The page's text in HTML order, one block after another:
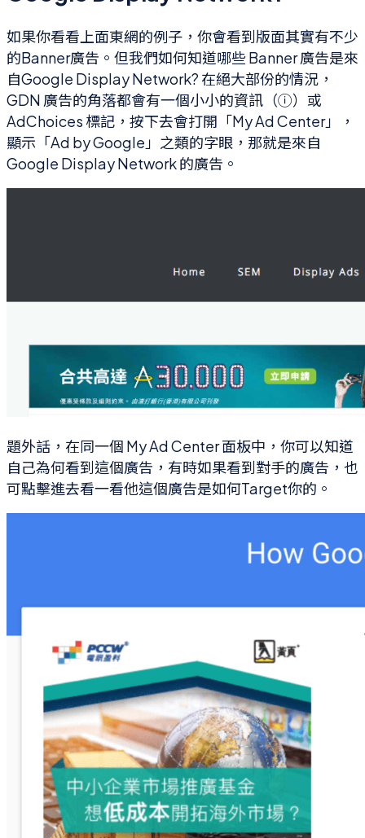
如果你看看上面東網的例子，你會看到版面其實有不少
的Banner廣告。但我們如何知道哪些 Banner 廣告是來
自Google Display Network? 在絕大部份的情況，
GDN 廣告的角落都會有一個小小的資訊（ⓘ）或
AdChoices 標記，按下去會打開「My Ad Center」，
顯示「Ad by Google」之類的字眼，那就是來自
Google Display Network 的廣告。
題外話，在同一個 My Ad Center 面板中，你可以知道
自己為何看到這個廣告，有時如果看到對手的廣告，也
可點擊進去看一看他這個廣告是如何Target你的。